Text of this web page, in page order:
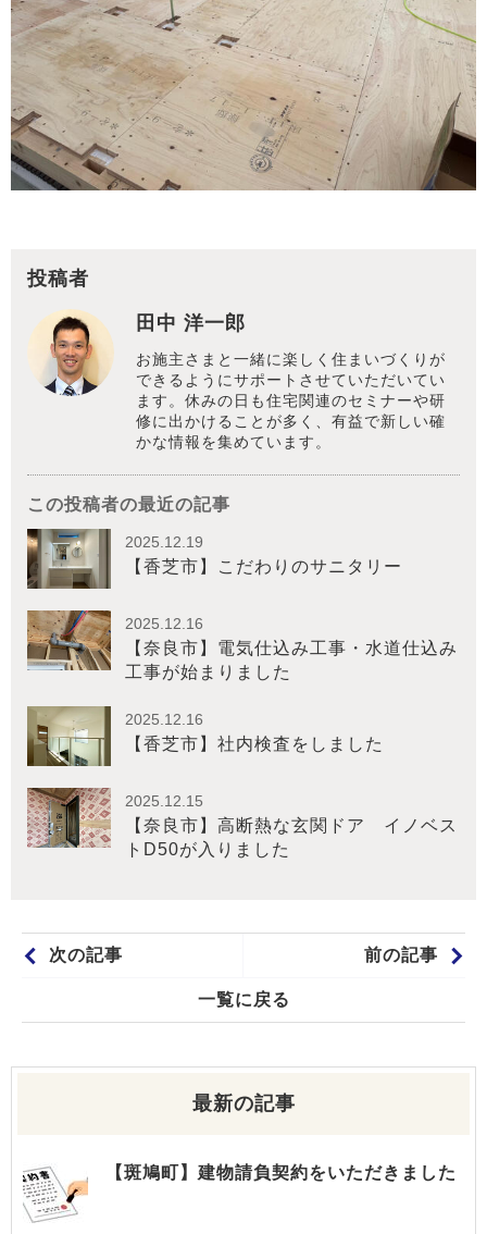
投稿者
田中 洋一郎
お施主さまと一緒に楽しく住まいづくりが
できるようにサポートさせていただいてい
ます。休みの日も住宅関連のセミナーや研
修に出かけることが多く、有益で新しい確
かな情報を集めています。
この投稿者の最近の記事
2025.12.19
【香芝市】こだわりのサニタリー
2025.12.16
【奈良市】電気仕込み工事・水道仕込み
工事が始まりました
2025.12.16
【香芝市】社内検査をしました
2025.12.15
【奈良市】高断熱な玄関ドア イノベス
トD50が入りました
次の記事 前の記事
一覧に戻る
最新の記事
【斑鳩町】建物請負契約をいただきました